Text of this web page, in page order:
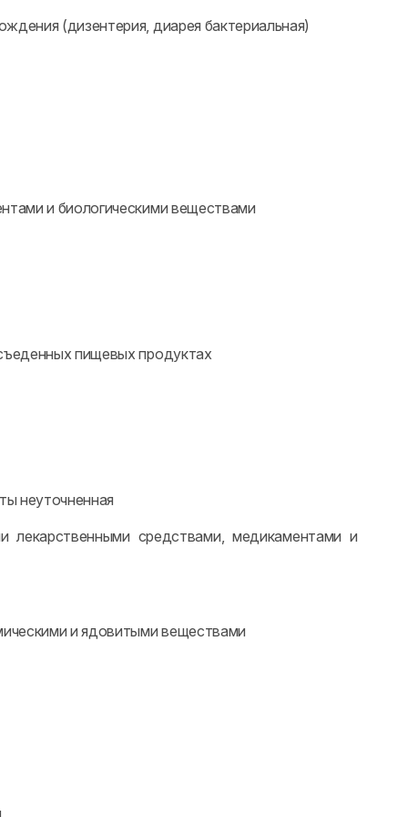
(дизентерия, диарея бактериальная)
и биологическими веществами
пищевых продуктах
неуточненная
лекарственными средствами, медикаментами и
и ядовитыми веществами